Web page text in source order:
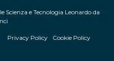
e Tecnologia Leonardo da
Privacy Policy Cookie Policy